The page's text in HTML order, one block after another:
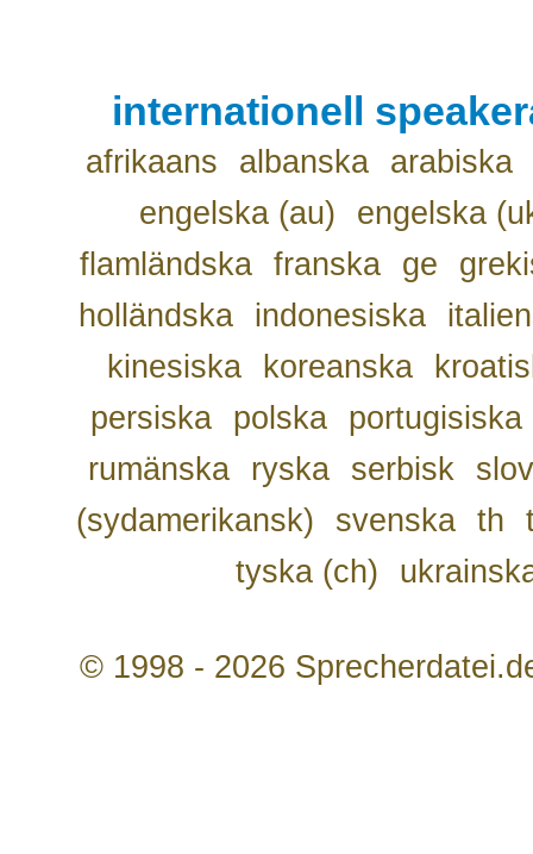
internationell
afrikaans albanska
arabiska
engelska (au)
engelska
flamländska franska ge
holländska
indonesiska
kinesiska
koreanska
persiska
polska
portugisiska
rumänska
ryska serbisk
(sydamerikansk)
svenska th
tyska (ch)
© 1998 - 2026